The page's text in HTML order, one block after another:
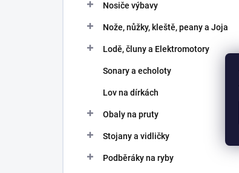
Nosiče výbavy
Nože, nůžky, kleště, peany a Joja
Lodě, čluny a Elektromotory
Sonary a echoloty
Lov na dírkách
Obaly na pruty
Stojany a vidličky
Podběráky na ryby